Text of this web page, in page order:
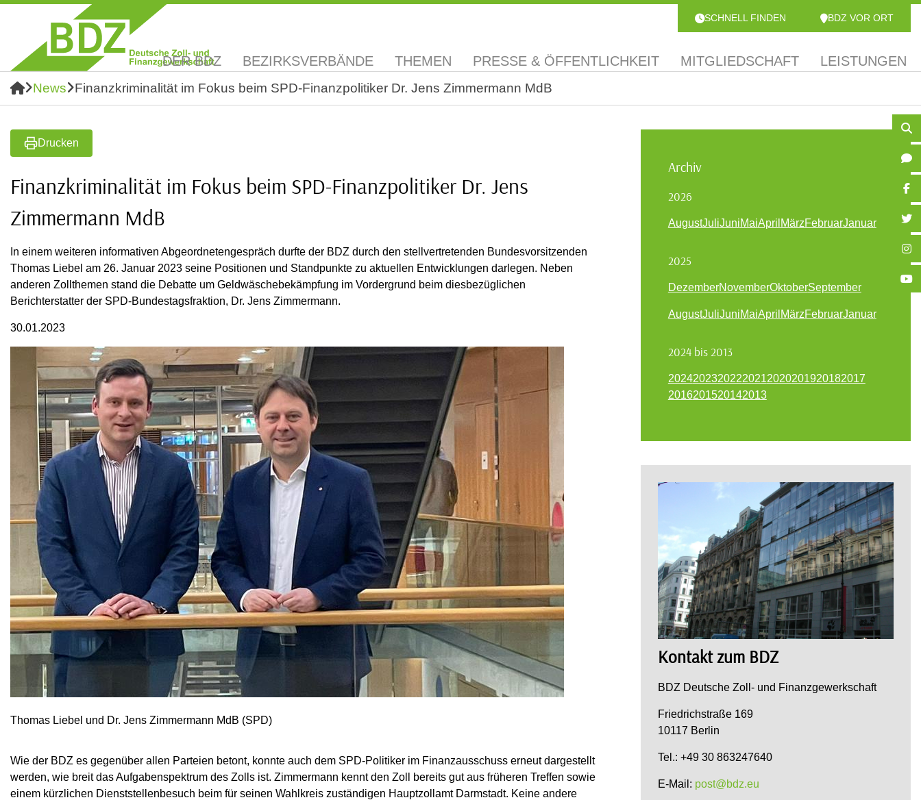
SCHNELL FINDEN BDZ VOR ORT
DER BDZ BEZIRKSVERBÄNDE THEMEN PRESSE & ÖFFENTLICHKEIT MITGLIEDSCHAFT LEISTUNGEN
News Finanzkriminalität im Fokus beim SPD-Finanzpolitiker Dr. Jens Zimmermann MdB
Drucken
Finanzkriminalität im Fokus beim SPD-Finanzpolitiker Dr. Jens
Zimmermann MdB
In einem weiteren informativen Abgeordnetengespräch durfte der BDZ durch den stellvertretenden Bundesvorsitzenden
Thomas Liebel am 26. Januar 2023 seine Positionen und Standpunkte zu aktuellen Entwicklungen darlegen. Neben
anderen Zollthemen stand die Debatte um Geldwäschebekämpfung im Vordergrund beim diesbezüglichen
Berichterstatter der SPD-Bundestagsfraktion, Dr. Jens Zimmermann.
30.01.2023
Thomas Liebel und Dr. Jens Zimmermann MdB (SPD)
Wie der BDZ es gegenüber allen Parteien betont, konnte auch dem SPD-Politiker im Finanzausschuss erneut dargestellt
werden, wie breit das Aufgabenspektrum des Zolls ist. Zimmermann kennt den Zoll bereits gut aus früheren Treffen sowie
einem kürzlichen Dienststellenbesuch beim für seinen Wahlkreis zuständigen Hauptzollamt Darmstadt. Keine andere
Archiv
2026
AugustJuliJuniMaiApril MärzFebruarJanuar
2025
DezemberNovemberOktoberSeptember
AugustJuliJuniMaiApril MärzFebruarJanuar
2024 bis 2013
20242023202220212020201920182017
2016201520142013
Kontakt zum BDZ
BDZ Deutsche Zoll- und Finanzgewerkschaft
Friedrichstraße 169
10117 Berlin
Tel.: +49 30 863247640
E-Mail: post@bdz.eu